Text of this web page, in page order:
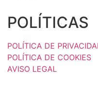
POLÍTICAS
POLÍTICA DE
POLÍTICA DE COOKIES
AVISO LEGAL